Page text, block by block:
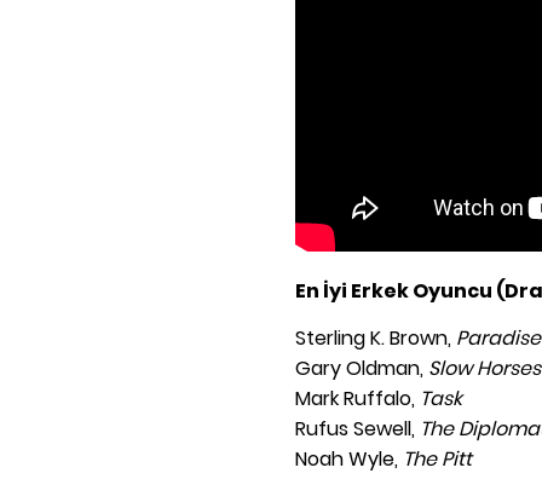
En İyi Erkek Oyuncu
Sterling K. Brown, Paradise
Gary Oldman, Slow Horses
Mark Ruffalo, Task
Rufus Sewell, The
Noah Wyle, The Pitt